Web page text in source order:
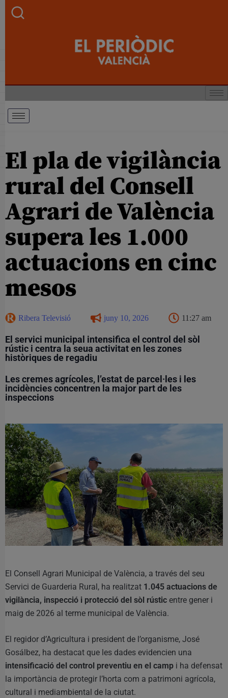
El pla de vigilància
rural del Consell
Agrari de València
supera les 1.000
actuacions en cinc
mesos
Ribera Televisió juny 10, 2026 11:27 am
El servici municipal intensifica el control del sòl
rústic i centra la seua activitat en les zones
històriques de regadiu
Les cremes agrícoles, l’estat de parcel·les i les
incidències concentren la major part de les
inspeccions
El Consell Agrari Municipal de València, a través del seu
Servici de Guarderia Rural, ha realitzat 1.045 actuacions de
vigilància, inspecció i protecció del sòl rústic entre gener i
maig de 2026 al terme municipal de València.
El regidor d’Agricultura i president de l’organisme, José
Gosálbez, ha destacat que les dades evidencien una
intensificació del control preventiu en el camp i ha defensat
la importància de protegir l’horta com a patrimoni agrícola,
cultural i mediambiental de la ciutat.